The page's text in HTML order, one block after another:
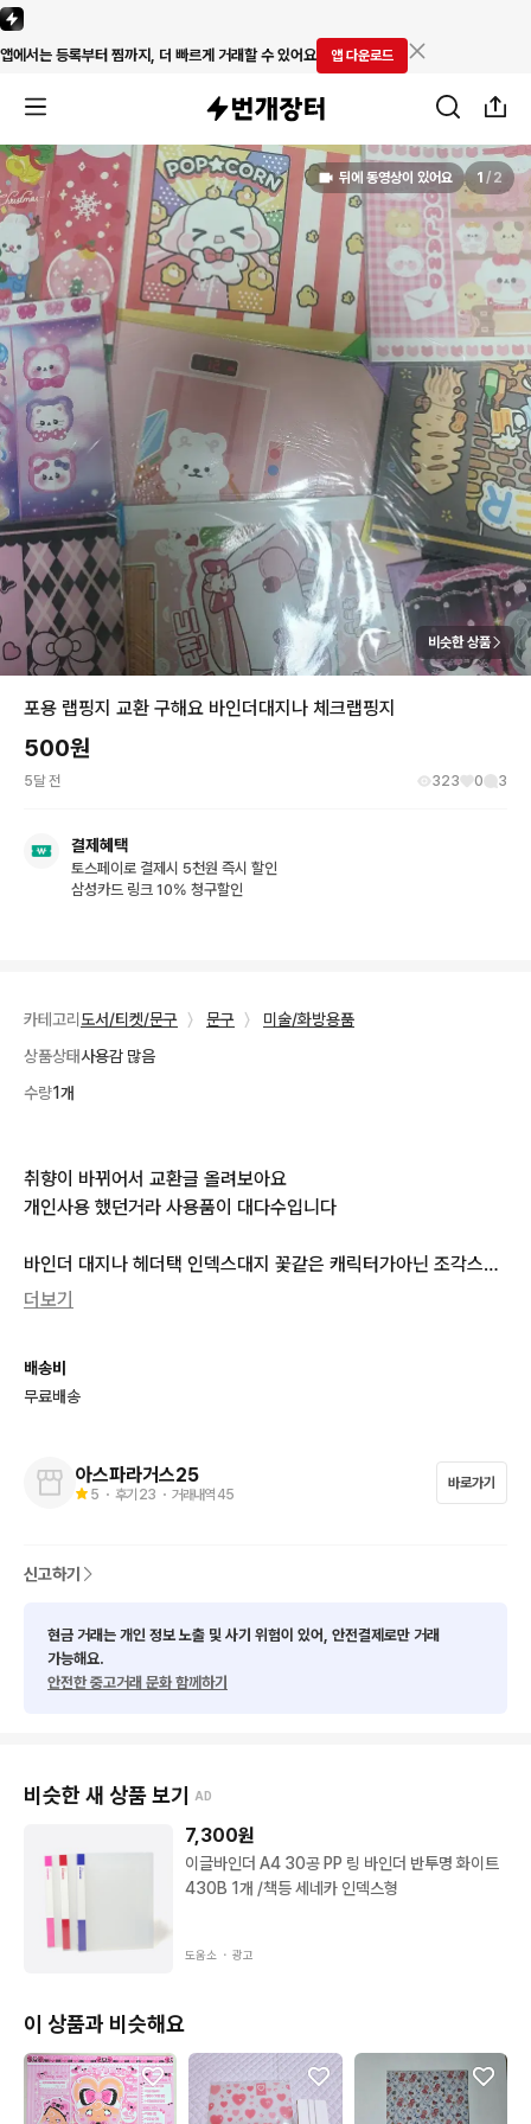
앱에서는 등록부터 찜까지, 더 빠르게 거래할 수 있어요 앱 다운로드
뒤에 동영상이 있어요 1 / 2
비슷한 상품
포용 랩핑지 교환 구해요 바인더대지나 체크랩핑지
500원
5달 전 323 0 3
결제혜택
토스페이로 결제시 5천원 즉시 할인
삼성카드 링크 10% 청구할인
카테고리 도서/티켓/문구 〉 문구 〉
미술/화방용품
상품상태사용감 많음
수량1개
취향이 바뀌어서 교환글 올려보아요
개인사용 했던거라 사용품이 대다수입니다
바인더 대지나 헤더택 인덱스대지 꽃같은 캐릭터가아닌 조각스티
커 마테 다꾸용품 또는 랩핑지 캐릭터 없는 제품(체크무늬,아가일
려요
you:캐릭터아닌 다꾸용품 스티커 랩핑지 마테 바인더대지 헤더택
opp 탑로더 택배봉투 간식등등
량이면 거절이모티콘 보낼게요 너무기분나빠하지 마셔요🫶 편히
더보기
배송비
무료배송
아스파라거스25
5 ・ 후기 23 ・ 거래내역 45
바로가기
신고하기
현금 거래는 개인 정보 노출 및 사기 위험이 있어, 안전결제로만 거래
가능해요.
안전한 중고거래 문화 함께하기
비슷한 새 상품 보기 AD
7,300원
이글바인더 A4 30공 PP 링 바인더 반투명 화이트
430B 1개 /책등 세네카 인덱스형
도움소 ・ 광고
이 상품과 비슷해요